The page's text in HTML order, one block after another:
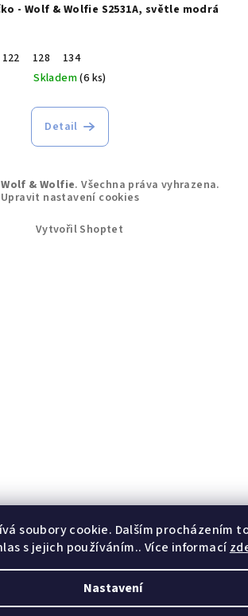
soubory cookie. Dalším procházením
s jejich používáním.. Více informací
Nastavení
- Wolf & Wolfie S2531A, světle modrá
122 128
134
Skladem(6 ks)
Detail
Wolf & Wolfie. Všechna práva vyhrazena.
Upravit nastavení cookies
Vytvořil Shoptet